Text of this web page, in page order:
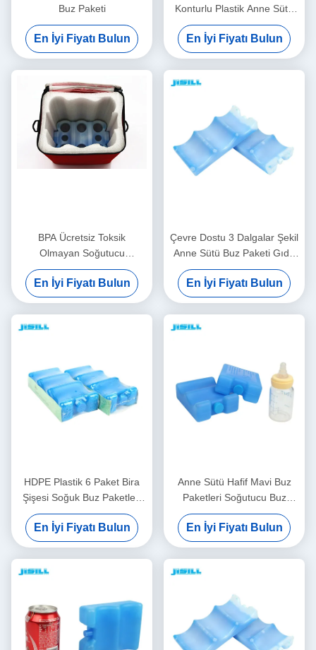
Buz Paketi
En İyi Fiyatı Bulun
Konturlu Plastik Anne Sütü
Buz Paketi
En İyi Fiyatı Bulun
BPA Ücretsiz Toksik
Olmayan Soğutucu
Dondurucu Paketleri
Soğutma Jeli Fit ve Taze Buz
Paketleri
En İyi Fiyatı Bulun
Çevre Dostu 3 Dalgalar Şekil
Anne Sütü Buz Paketi Gıda
İçin Dondurulmuş Buz
Paketleri
En İyi Fiyatı Bulun
HDPE Plastik 6 Paket Bira
Şişesi Soğuk Buz Paketleri
Kavisli Şekli Sızdırmaz
En İyi Fiyatı Bulun
Anne Sütü Hafif Mavi Buz
Paketleri Soğutucu Buz
Blokları 4 Toksik Olmayan
Can
En İyi Fiyatı Bulun